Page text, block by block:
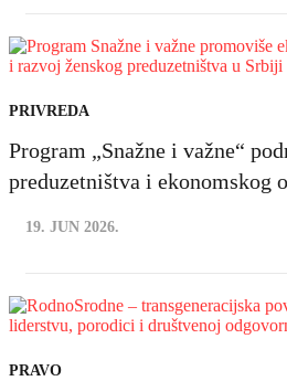
PRIVREDA
Program „Snažne i važne“
preduzetništva i ekonomskog
19. JUN 2026.
PRAVO